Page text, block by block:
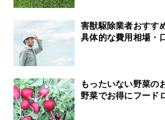
害獣駆除業者おすす
具体的な費用相場・
もったいない野菜の
野菜でお得にフード